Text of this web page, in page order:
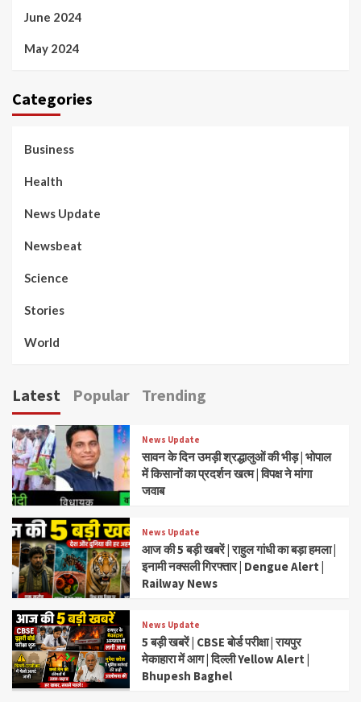
June 2024
May 2024
Categories
Business
Health
News Update
Newsbeat
Science
Stories
World
Latest Popular Trending
News Update
सावन के दिन उमड़ी श्रद्धालुओं की भीड़ | भोपाल
में किसानों का प्रदर्शन खत्म | विपक्ष ने मांगा
जवाब
News Update
आज की 5 बड़ी खबरें | राहुल गांधी का बड़ा हमला |
इनामी नक्सली गिरफ्तार | Dengue Alert |
Railway News
News Update
5 बड़ी खबरें | CBSE बोर्ड परीक्षा | रायपुर
मेकाहारा में आग | दिल्ली Yellow Alert |
Bhupesh Baghel